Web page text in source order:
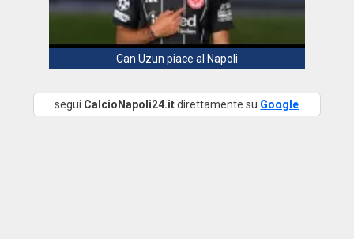
Can Uzun piace al Napoli
segui CalcioNapoli24.itdirettamente su Google